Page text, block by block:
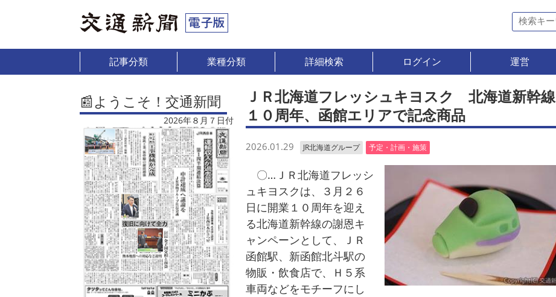
記事分類 業種分類 詳細検索 ログイン 運営
📰ようこそ！交通新聞
2026年８月７日付
ＪＲ北海道フレッシュキヨスク 北海道新幹線
１０周年、函館エリアで記念商品
2026.01.29 JR北海道グループ 予定・計画・施策
〇…ＪＲ北海道フレッシ
ュキヨスクは、３月２６
日に開業１０周年を迎え
る北海道新幹線の謝恩キ
ャンペーンとして、ＪＲ
函館駅、新函館北斗駅の
物販・飲食店で、Ｈ５系
車両などをモチーフにし